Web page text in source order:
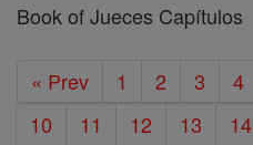
Book of Jueces Capítulos
« Prev 1 2 3 4
10
11 12 13 14